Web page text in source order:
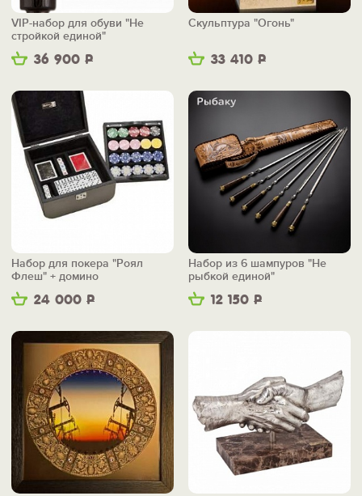
36 900 Р
VIP-набор для обуви "Не
стройкой единой"
33 410 Р
Скульптура "Огонь"
24 000 Р
Набор для покера "Роял
Флеш" + домино
12 150 Р
Набор из 6 шампуров "Не
рыбкой единой"